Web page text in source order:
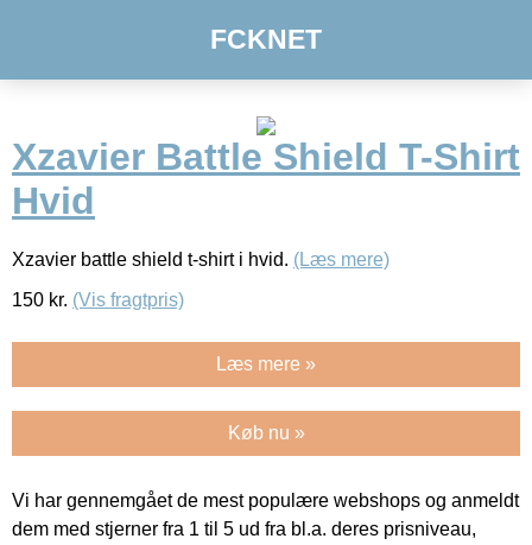
FCKNET
Xzavier Battle Shield T-Shirt
Hvid
Xzavier battle shield t-shirt i hvid. (Læs mere)
150 kr. (Vis fragtpris)
Læs mere »
Køb nu »
Vi har gennemgået de mest populære webshops og anmeldt
dem med stjerner fra 1 til 5 ud fra bl.a. deres prisniveau,